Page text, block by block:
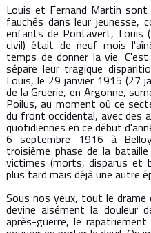
Louis et Fernand Martin
fauchés dans leur jeunesse,
enfants de Pontavert, Louis
civil) était de neuf mois
temps de donner la vie.
sépare leur tragique
Louis, le 29 janvier 1915 (27
de la Gruerie, en Argonne,
Poilus, au moment où ce
du front occidental, avec
quotidiennes en ce début
6 septembre 1916 à
troisième phase de la
victimes (morts, disparus et
plus tard mais déjà une autre
Sous nos yeux, tout le
devine aisément la douleur
après-guerre, le